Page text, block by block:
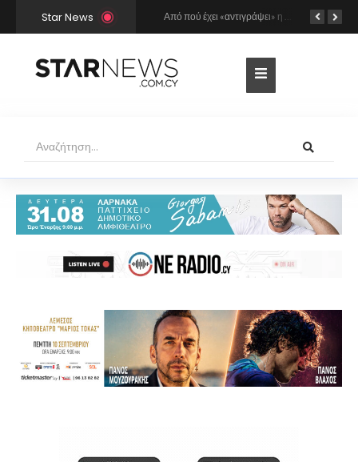
Star News Από πού έχει «αντιγράψει» η Άννα Βίσση και ο Νίκος Καρβέλας τη σούπερ επιτυχία «Σε περίπτωση που…»; Το βρήκε ο Mr Music